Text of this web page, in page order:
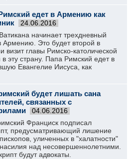
едет в Армению как
24.06.2016
начинает трехдневный
Армению. Это будет второй в
визит главы Римско-католической
в эту страну. Папа Римский едет в
Евангелие Иисуса, как
будет лишать сана
связанных с
04.06.2016
Франциск подписал
предусматривающий лишение
уличенных в "халатности"
над несовершеннолетними.
будут адвокаты.